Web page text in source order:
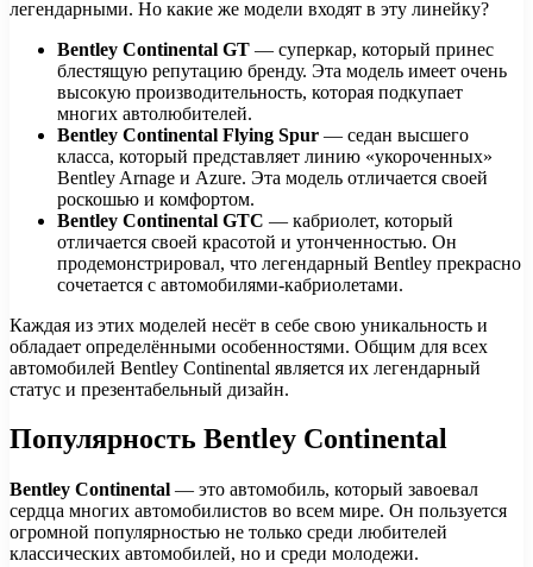
легендарными. Но какие же модели входят в эту линейку?
Bentley Continental GT — суперкар, который принес
блестящую репутацию бренду. Эта модель имеет очень
высокую производительность, которая подкупает
многих автолюбителей.
Bentley Continental Flying Spur — седан высшего
класса, который представляет линию «укороченных»
Bentley Arnage и Azure. Эта модель отличается своей
роскошью и комфортом.
Bentley Continental GTC — кабриолет, который
отличается своей красотой и утонченностью. Он
продемонстрировал, что легендарный Bentley прекрасно
сочетается с автомобилями-кабриолетами.
Каждая из этих моделей несёт в себе свою уникальность и
обладает определёнными особенностями. Общим для всех
автомобилей Bentley Continental является их легендарный
статус и презентабельный дизайн.
Популярность Bentley Continental
Bentley Continental — это автомобиль, который завоевал
сердца многих автомобилистов во всем мире. Он пользуется
огромной популярностью не только среди любителей
классических автомобилей, но и среди молодежи.